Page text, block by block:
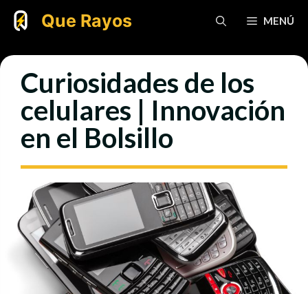
Saltar
Que Rayos MENÚ
Curiosidades de los
celulares | Innovación
en el Bolsillo